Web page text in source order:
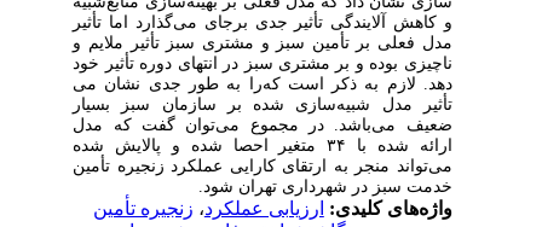
و کاهش آلایندگی تأثیر جدی برجای می‌گذارد اما تأثیر
مدل فعلی بر تأمین سبز و مشتری سبز تأثیر ملایم و
ناچیزی بوده و بر مشتری سبز در انتهای دوره تأثیر خود
را به طور جدی نشان میدهد. لازم به ذکر است که
تأثیر مدل شبیهسازی شده بر سازمان سبز بسیار
ضعیف می‌باشد. در مجموع می‌توان گفت که مدل
ارائه شده با ۳۴ متغیر احصا شده و پالایش شده
می‌تواند منجر به ارتقای کارایی عملکرد زنجیره تأمین
خدمت سبز در شهرداری تهران شود.
واژه‌های کلیدی:ارزیابی عملکرد ،زنجیره تأمین